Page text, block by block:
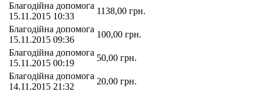
Благодійна допомога
15.11.2015 10:33
1138,00 грн.
Благодійна допомога
15.11.2015 09:36
100,00 грн.
Благодійна допомога
15.11.2015 00:19
50,00 грн.
Благодійна допомога
14.11.2015 21:32
20,00 грн.